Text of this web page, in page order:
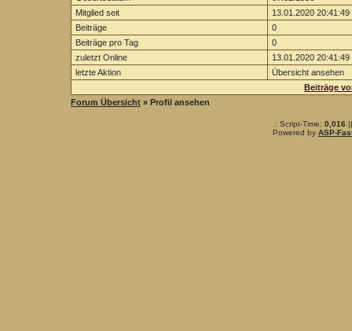
Mitglied seit
13.01.2020 20:41:49
Beiträge
0
Beiträge pro Tag
0
zuletzt Online
13.01.2020 20:41:49
letzte Aktion
Übersicht ansehen
Beiträge
Forum Übersicht » Profil ansehen
.: Script-Time: 0,016
Powered by ASP-